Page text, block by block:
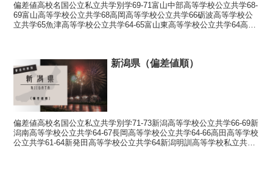
偏差値高校名国公立私立共学別学69-71富山中部高等学校公立共学68-
69富山高等学校公立共学68高岡高等学校公立共学66砺波高等学校公
立共学65魚津高等学校公立共学64-65富山東高等学校公立共学64高岡
新潟県（偏差値順）
偏差値高校名国公立私立共学別学71-73新潟高等学校公立共学66-69新
潟南高等学校公立共学64-67長岡高等学校公立共学64-66高田高等学校
公立共学61-64新発田高等学校公立共学64新潟明訓高等学校私立共学